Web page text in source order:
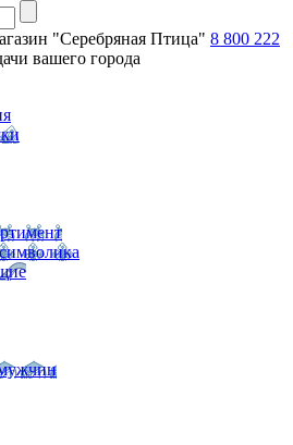
"Серебряная Птица" 8 800 222
вашего города